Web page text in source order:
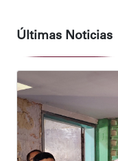
Últimas Noticias